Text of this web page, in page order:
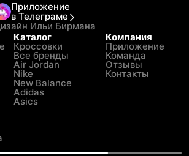
Приложение
в Телеграме
Ильи Бирмана
Каталог
Кроссовки
Все бренды
Air Jordan
Nike
New Balance
Adidas
Asics
Компания
Приложение
Команда
Отзывы
Контакты